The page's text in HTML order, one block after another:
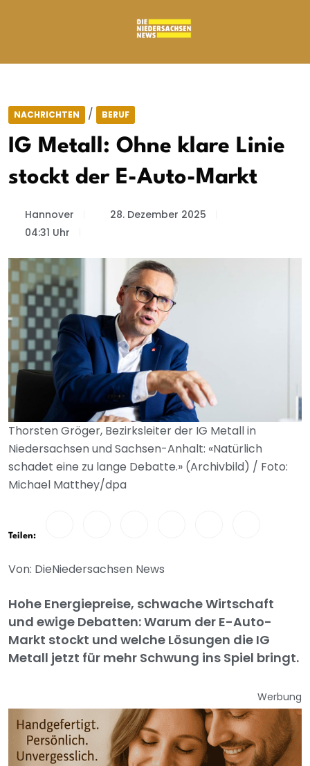
NACHRICHTEN / BERUF
IG Metall: Ohne klare Linie
stockt der E-Auto-Markt
Hannover
28. Dezember 2025
04:31 Uhr
Thorsten Gröger, Bezirksleiter der IG Metall in
Niedersachsen und Sachsen-Anhalt: «Natürlich
schadet eine zu lange Debatte.» (Archivbild) / Foto:
Michael Matthey/dpa
Teilen:
Von: DieNiedersachsen News
Hohe Energiepreise, schwache Wirtschaft
und ewige Debatten: Warum der E-Auto-
Markt stockt und welche Lösungen die IG
Metall jetzt für mehr Schwung ins Spiel bringt.
Werbung